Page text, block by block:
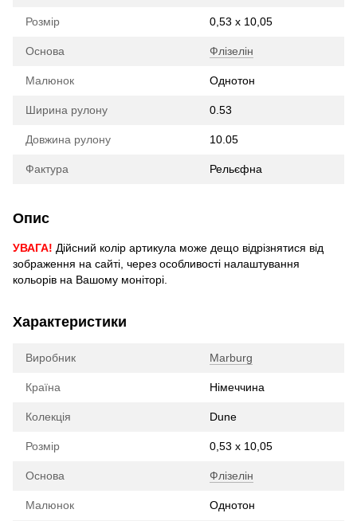
Розмір 0,53 х 10,05
Основа Флізелін
Малюнок Однотон
Ширина рулону 0.53
Довжина рулону 10.05
Фактура Рельєфна
Опис
УВАГА! Дійсний колір артикула може дещо відрізнятися від
зображення на сайті, через особливості налаштування
кольорів на Вашому моніторі.
Характеристики
Виробник Marburg
Країна Німеччина
Колекція Dune
Розмір 0,53 х 10,05
Основа Флізелін
Малюнок Однотон